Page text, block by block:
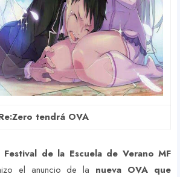
tendrá OVA
Festival de la Escuela de Verano MF
el anuncio de la nueva OVA que